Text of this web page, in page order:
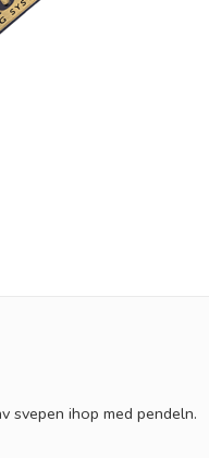
svepen ihop med pendeln.